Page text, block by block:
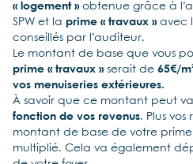
« logement »obtenue grâce à
SPW et la prime « travaux »avec
conseillés par l’auditeur.
Le montant de base que vous
prime « travaux »serait de 65€/
vos menuiseries extérieures.
À savoir que ce montant peut
fonction de vos revenus. Plus
montant de base de votre
multiplié. Cela va également